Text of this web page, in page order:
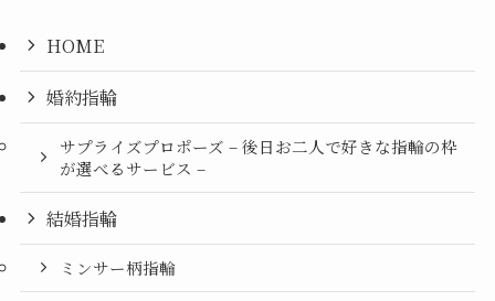
HOME
婚約指輪
サプライズプロポーズ – 後日お二人で好きな指輪の枠
が選べるサービス –
結婚指輪
ミンサー柄指輪